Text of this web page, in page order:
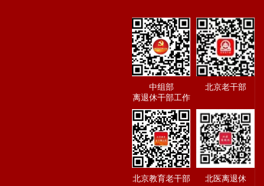
中组部
离退休干部工作
北京老干部
北京教育老干部 北医离退休